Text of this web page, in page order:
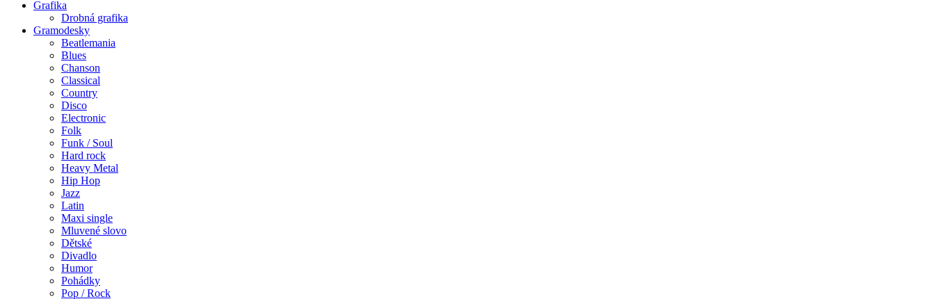
Grafika
Drobná grafika
Gramodesky
Beatlemania
Blues
Chanson
Classical
Country
Disco
Electronic
Folk
Funk / Soul
Hard rock
Heavy Metal
Hip Hop
Jazz
Latin
Maxi single
Mluvené slovo
Dětské
Divadlo
Humor
Pohádky
Pop / Rock